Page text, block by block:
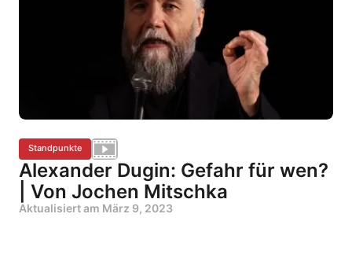
Standpunkte
Alexander Dugin: Gefahr für wen?
| Von Jochen Mitschka
Aktualisiert am März 9, 2023